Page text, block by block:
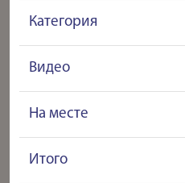
Категория
Видео
На месте
Итого